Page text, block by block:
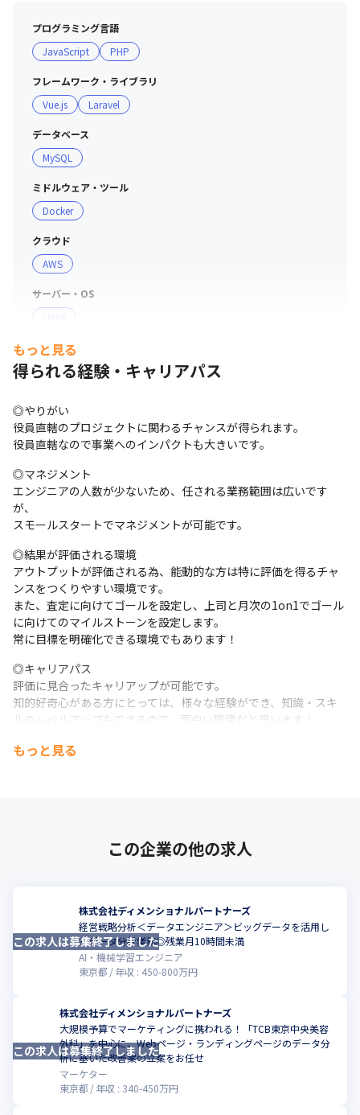
プログラミング言語
JavaScript
PHP
フレームワーク・ライブラリ
Vue.js
Laravel
データベース
MySQL
ミドルウェア・ツール
Docker
クラウド
AWS
サーバー・OS
Linux
支給PC
Windows
もっと見る
得られる経験・キャリアパス
◎やりがい
役員直轄のプロジェクトに関わるチャンスが得られます。
役員直轄なので事業へのインパクトも大きいです。
◎マネジメント
エンジニアの人数が少ないため、任される業務範囲は広いです
が、
スモールスタートでマネジメントが可能です。
◎結果が評価される環境
アウトプットが評価される為、能動的な方は特に評価を得るチャ
ンスをつくりやすい環境です。
また、査定に向けてゴールを設定し、上司と月次の1on1でゴール
に向けてのマイルストーンを設定します。
常に目標を明確化できる環境でもあります！
◎キャリアパス
評価に見合ったキャリアップが可能です。
知的好奇心がある方にとっては、様々な経験ができ、知識・スキ
ルのレベルアップもできるので、面白い環境だと思います！
◎働きやすい環境づくり
もっと見る
この企業の他の求人
株式会社ディメンショナルパートナーズ
経営戦略分析＜データエンジニア＞ビッグデータを活用し
たデータ分析業務◎残業月10時間未満
AI・機械学習エンジニア
東京都
年収 : 450-800万円
この求人は募集終了しました
株式会社ディメンショナルパートナーズ
大規模予算でマーケティングに携われる！「TCB東京中央美容
外科」を中心に、Webページ・ランディングページのデータ分
析に基いた改善案の立案をお任せ
マーケター
東京都
年収 : 340-450万円
この求人は募集終了しました